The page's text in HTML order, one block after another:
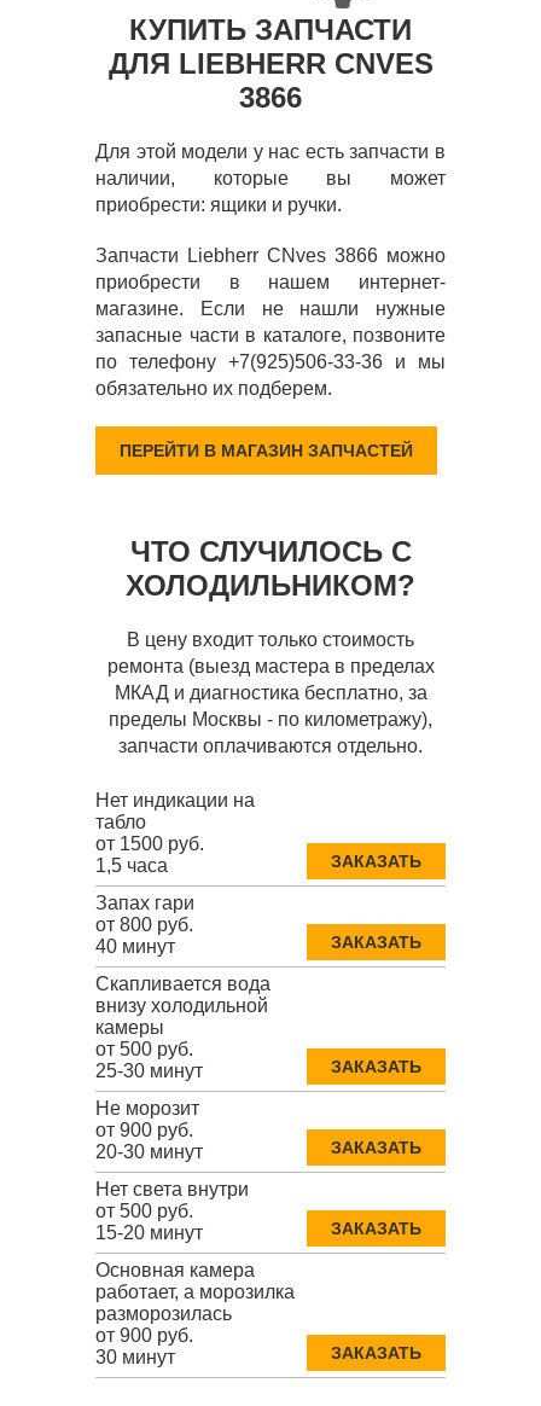
КУПИТЬ ЗАПЧАСТИ
ДЛЯ LIEBHERR CNVES
3866
Для этой модели у нас есть запчасти в
наличии, которые вы может
приобрести: ящики и ручки.
Запчасти Liebherr CNves 3866 можно
приобрести в нашем интернет-
магазине. Если не нашли нужные
запасные части в каталоге, позвоните
по телефону +7(925)506-33-36 и мы
обязательно их подберем.
ПЕРЕЙТИ В МАГАЗИН ЗАПЧАСТЕЙ
ЧТО СЛУЧИЛОСЬ С
ХОЛОДИЛЬНИКОМ?
В цену входит только стоимость
ремонта (выезд мастера в пределах
МКАД и диагностика бесплатно, за
пределы Москвы - по километражу),
запчасти оплачиваются отдельно.
Нет индикации на
табло
от 1500 руб.
1,5 часа
ЗАКАЗАТЬ
Запах гари
от 800 руб.
40 минут
ЗАКАЗАТЬ
Скапливается вода
внизу холодильной
камеры
от 500 руб.
25-30 минут
ЗАКАЗАТЬ
Не морозит
от 900 руб.
20-30 минут
ЗАКАЗАТЬ
Нет света внутри
от 500 руб.
15-20 минут
ЗАКАЗАТЬ
Основная камера
работает, а морозилка
разморозилась
от 900 руб.
30 минут
ЗАКАЗАТЬ